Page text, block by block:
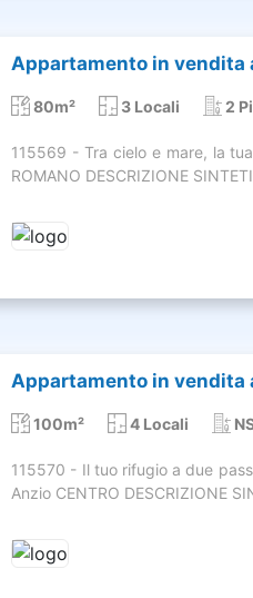
Appartamento in vendita
80m² 3 Locali 2
115569 - Tra cielo e mare, la
ROMANO DESCRIZIONE
Appartamento in vendita
100m² 4 Locali
115570 - Il tuo rifugio a due passi
Anzio CENTRO DESCRIZIONE